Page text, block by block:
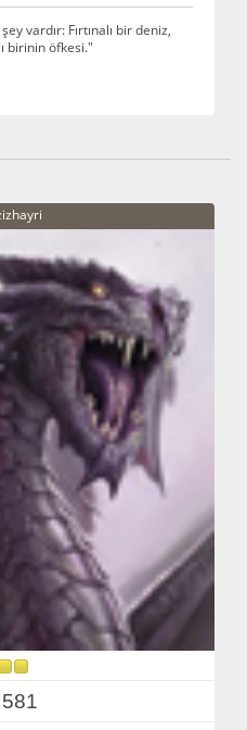
vardır: Fırtınalı bir deniz,
birinin öfkesi."
581